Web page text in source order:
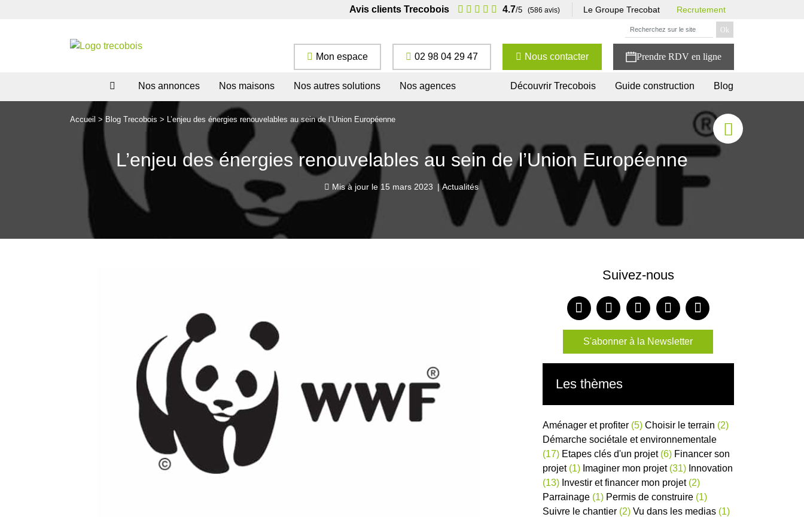
Avis clients Trecobois 4.7/5 (586 avis) Le Groupe Trecobat Recrutement
Mon espace 02 98 04 29 47 Nous contacter
Nos annonces Nos maisons Nos autres solutions Nos agences Découvrir Trecobois Guide construction Blog
Accueil > Blog Trecobois > L’enjeu des énergies renouvelables au sein de l’Union Européenne
L’enjeu des énergies renouvelables au sein de l’Union Européenne
Mis à jour le 15 mars 2023 |Actualités
Suivez-nous
S'abonner à la Newsletter
Les thèmes
Aménager et profiter (5) Choisir le terrain (2)
Démarche sociétale et environnementale
(17) Etapes clés d'un projet(6) Financer son
projet(1) Imaginer mon projet(31) Innovation
(13) Investir et financer mon projet(2)
Parrainage (1) Permis de construire (1)
Suivre le chantier (2) Vu dans les medias (1)